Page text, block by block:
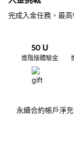
完成入金任務，最高
50U
進階版體驗金
永續合約帳戶淨